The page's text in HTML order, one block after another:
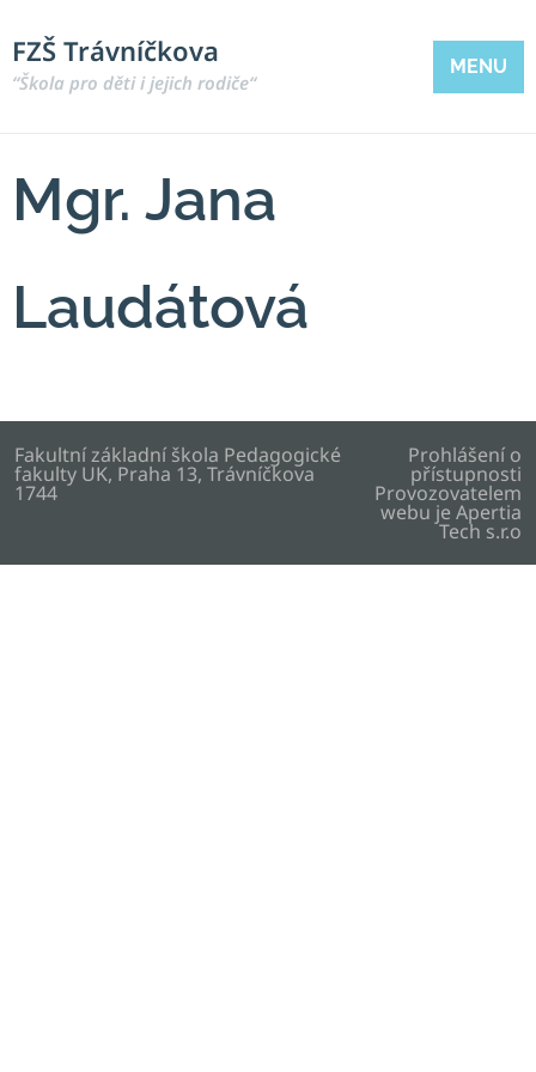
FZŠ Trávníčkova
“Škola pro děti i jejich rodiče“
MENU
Mgr. Jana
Laudátová
Fakultní základní škola Pedagogické
fakulty UK, Praha 13, Trávníčkova
1744
Prohlášení o
přístupnosti
Provozovatelem
webu je Apertia
Tech s.r.o